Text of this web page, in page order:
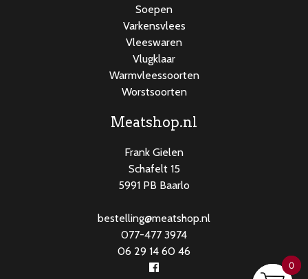
Soepen
Varkensvlees
Vleeswaren
Vlugklaar
Warmvleessoorten
Worstsoorten
Meatshop.nl
Frank Gielen
Schafelt 15
5991 PB Baarlo
bestelling@meatshop.nl
077-477 3974
06 29 14 60 46
0
0